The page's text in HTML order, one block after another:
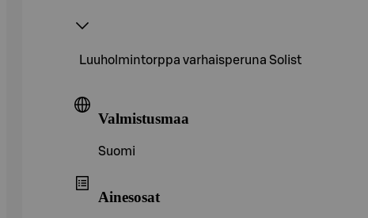
Luuholmintorppa varhaisperuna Solist
Valmistusmaa
Suomi
Ainesosat